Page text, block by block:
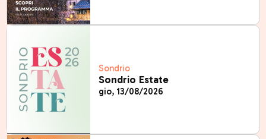
Sondrio
Sondrio Estate
gio, 13/08/2026